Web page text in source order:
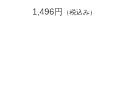
1,496円
（税込み）